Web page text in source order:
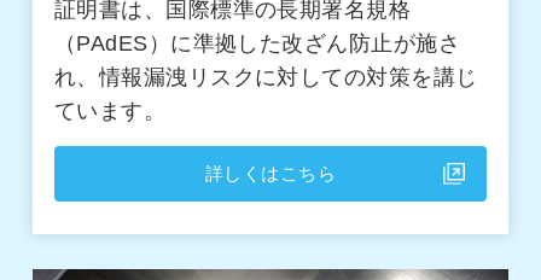
証明書は、国際標準の長期署名規格
（PAdES）に準拠した改ざん防止が施さ
れ、情報漏洩リスクに対しての対策を講じ
ています。
詳しくはこちら